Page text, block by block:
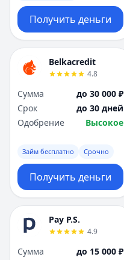
Получить деньги
Belkacredit
4.8
Сумма
до 30 000 ₽
Срок
до 30 дней
Одобрение
Высокое
Займ бесплатно Срочно
Получить деньги
Pay P.S.
4.9
Сумма
до 15 000 ₽